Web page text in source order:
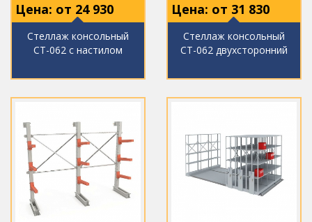
Цена: от 24 930
Стеллаж консольный
СТ-062 с настилом
Цена: от 31 830
Стеллаж консольный
СТ-062 двухсторонний